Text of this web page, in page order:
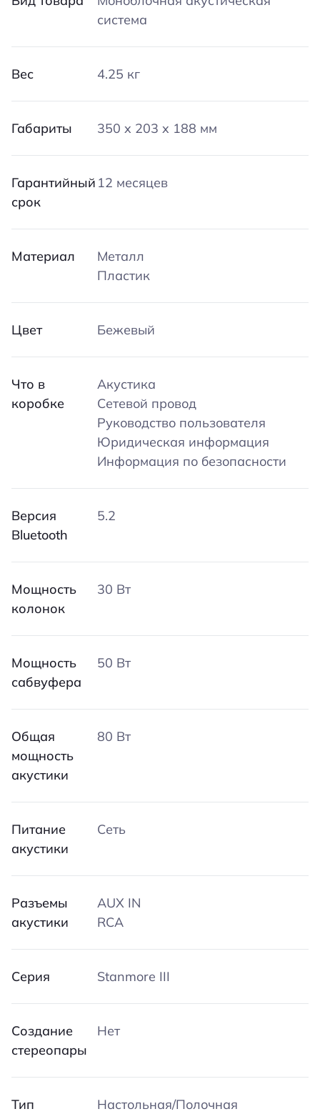
система
Вес 4.25 кг
Габариты 350 x 203 x 188 мм
Гарантийный
срок
12 месяцев
Материал
Металл
Пластик
Цвет Бежевый
Что в
коробке
Акустика
Сетевой провод
Руководство пользователя
Юридическая информация
Информация по безопасности
Версия
Bluetooth
5.2
Мощность
колонок
30 Вт
Мощность
сабвуфера
50 Вт
Общая
мощность
акустики
80 Вт
Питание
акустики
Сеть
Разъемы
акустики
AUX IN
RCA
Серия Stanmore III
Создание
стереопары
Нет
Тип
Настольная/Полочная